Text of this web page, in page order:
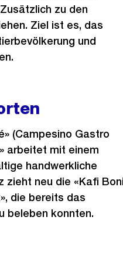
zu den
Ziel ist es, das
und
(Campesino Gastro
arbeitet mit einem
handwerkliche
zieht neu die «Kafi Boni
die bereits das
beleben konnten.